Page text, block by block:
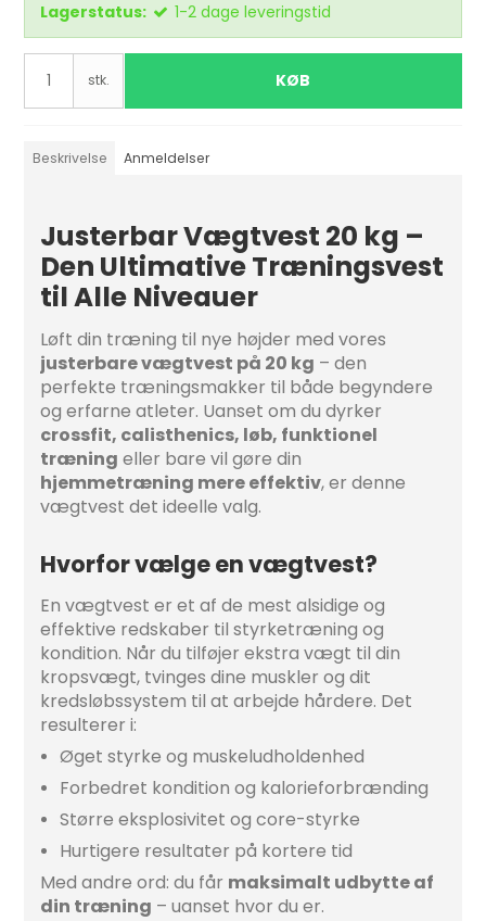
Lagerstatus: 1-2 dage leveringstid
stk. KØB
Beskrivelse Anmeldelser
Justerbar Vægtvest 20 kg –
Den Ultimative Træningsvest
til Alle Niveauer
Løft din træning til nye højder med vores
justerbare vægtvest på 20 kg – den
perfekte træningsmakker til både begyndere
og erfarne atleter. Uanset om du dyrker
crossfit, calisthenics, løb, funktionel
træning eller bare vil gøre din
hjemmetræning mere effektiv, er denne
vægtvest det ideelle valg.
Hvorfor vælge en vægtvest?
En vægtvest er et af de mest alsidige og
effektive redskaber til styrketræning og
kondition. Når du tilføjer ekstra vægt til din
kropsvægt, tvinges dine muskler og dit
kredsløbssystem til at arbejde hårdere. Det
resulterer i:
Øget styrke og muskeludholdenhed
Forbedret kondition og kalorieforbrænding
Større eksplosivitet og core-styrke
Hurtigere resultater på kortere tid
Med andre ord: du får maksimalt udbytte af
din træning – uanset hvor du er.